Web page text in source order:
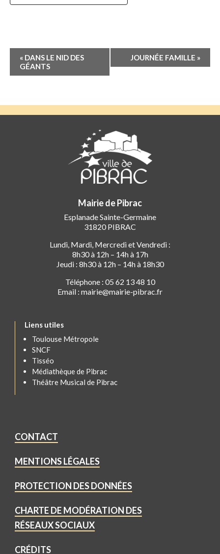
Navigation
Évènement
« DANS LE NID DES
GÉANTS
JOURNÉE FAMILLE »
Mairie de Pibrac
Esplanade Sainte-Germaine
31820 PIBRAC
Lundi, Mardi, Mercredi et Vendredi :
8h30 à 12h – 14h à 17h
Jeudi : 8h30 à 12h – 14h à 18h30
Téléphone : 05 62 13 48 10
Email : mairie@mairie-pibrac.fr
Liens utiles
Toulouse Métropole
SNCF
Tisséo
Médiathèque de Pibrac
Théâtre Musical de Pibrac
CONTACT
MENTIONS LÉGALES
PROTECTION DES DONNÉES
CHARTE DE MODÉRATION DES
RÉSEAUX SOCIAUX
CRÉDITS